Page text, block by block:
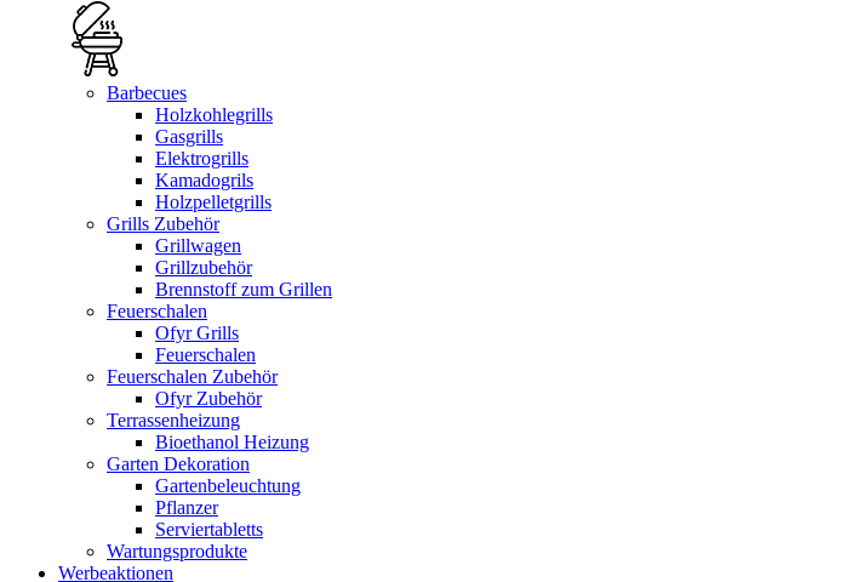
Barbecues
Holzkohlegrills
Gasgrills
Elektrogrills
Kamadogrils
Holzpelletgrills
Grills Zubehör
Grillwagen
Grillzubehör
Brennstoff zum Grillen
Feuerschalen
Ofyr Grills
Feuerschalen
Feuerschalen Zubehör
Ofyr Zubehör
Terrassenheizung
Bioethanol Heizung
Garten Dekoration
Gartenbeleuchtung
Pflanzer
Serviertabletts
Wartungsprodukte
Werbeaktionen